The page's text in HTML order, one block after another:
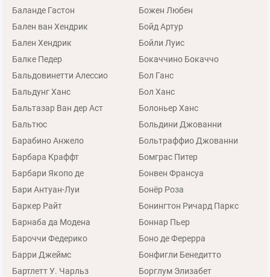
Баланде Гастон
Бален ван Хендрик
Бален Хендрик
Балке Педер
Бальдовинетти Алессио
Бальдунг Ханс
Бальтазар Ван дер Аст
Бальтюс
Барабино Анжело
Барбара Краффт
Барбари Якопо де
Бари Антуан-Луи
Баркер Райт
Барнаба да Модена
Бароччи Федерико
Барри Джеймс
Бартлетт У. Чарльз
Божен Любен
Бойд Артур
Бойли Луис
Бокаччино Бокаччо
Бол Ганс
Бол Ханс
Болоньер Ханс
Больдини Джованни
Больтраффио Джованни
Бомграс Питер
Бонвен Франсуа
Бонёр Роза
Бонингтон Ричард Паркс
Боннар Пьер
Боно де Ферерра
Бонфигли Бенедитто
Борглум Элизабет